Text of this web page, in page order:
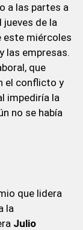
a las partes a
de la
este miércoles
las empresas.
que
el conflicto y
impediría la
no se había
que lidera
la
Julio